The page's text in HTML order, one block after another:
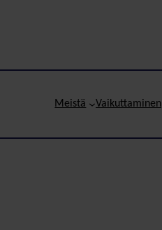
Meistä Vaikuttaminen